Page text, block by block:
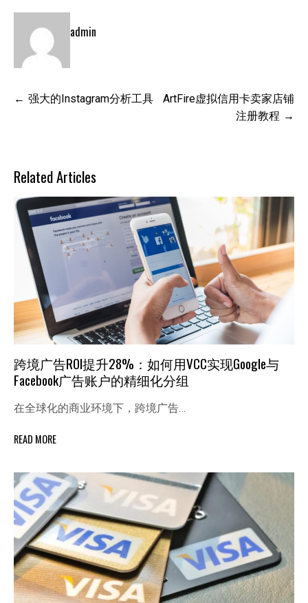
admin
文 强大的Instagram分析工具
ArtFire虚拟信用卡卖家店铺
注册教程
Related Articles
跨境广告ROI提升28%：如何用VCC实现Google与
Facebook广告账户的精细化分组
在全球化的商业环境下，跨境广告…
READ MORE